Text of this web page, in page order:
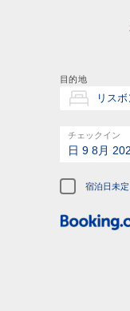
目的地
チェックイン
日 9 8月
宿泊日未定